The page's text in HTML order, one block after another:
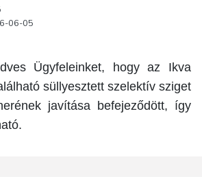
06-05
Ügyfeleinket, hogy az Ikva
süllyesztett szelektív sziget
javítása befejeződött, így